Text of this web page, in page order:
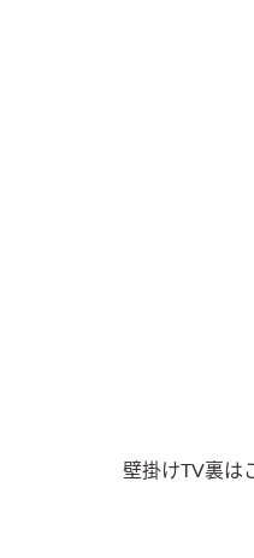
壁掛けTV裏は